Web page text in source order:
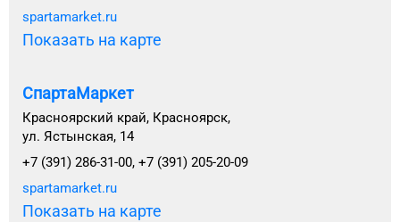
spartamarket.ru
Показать на карте
СпартаМаркет
Красноярский край, Красноярск,
ул. Ястынская, 14
+7 (391) 286-31-00, +7 (391) 205-20-09
spartamarket.ru
Показать на карте